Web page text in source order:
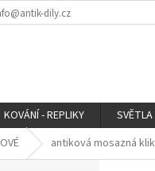
dily.cz
KOVÁNÍ - REPLIKY SVĚTLA
antiková mosazná